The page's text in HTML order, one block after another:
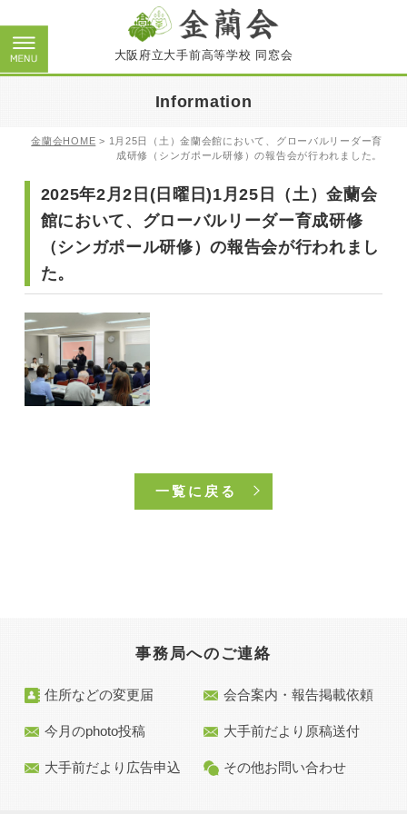
大阪府立大手前高等学校 同窓会
Information
金蘭会HOME > 1月25日（土）金蘭会館において、グローバルリーダー育
成研修（シンガポール研修）の報告会が行われました。
2025年2月2日(日曜日)1月25日（土）金蘭会
館において、グローバルリーダー育成研修
（シンガポール研修）の報告会が行われまし
た。
一覧に戻る
事務局へのご連絡
住所などの変更届 会合案内・報告掲載依頼
今月のphoto投稿 大手前だより原稿送付
大手前だより広告申込 その他お問い合わせ